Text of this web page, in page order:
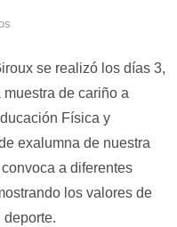
se realizó los días 3,
de cariño a
Física y
exalumna de nuestra
a diferentes
los valores de
deporte.